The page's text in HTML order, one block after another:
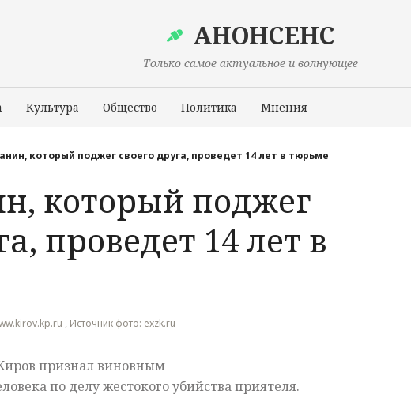
АНОНСЕНС
Только самое актуальное и волнующее
Культура Общество Политика Мнения
Происшествия
который поджег своего друга, проведет 14 лет в тюрьме
который поджег
проведет 14 лет в
, Источник фото: exzk.ru
признал виновным
по делу жестокого убийства приятеля.